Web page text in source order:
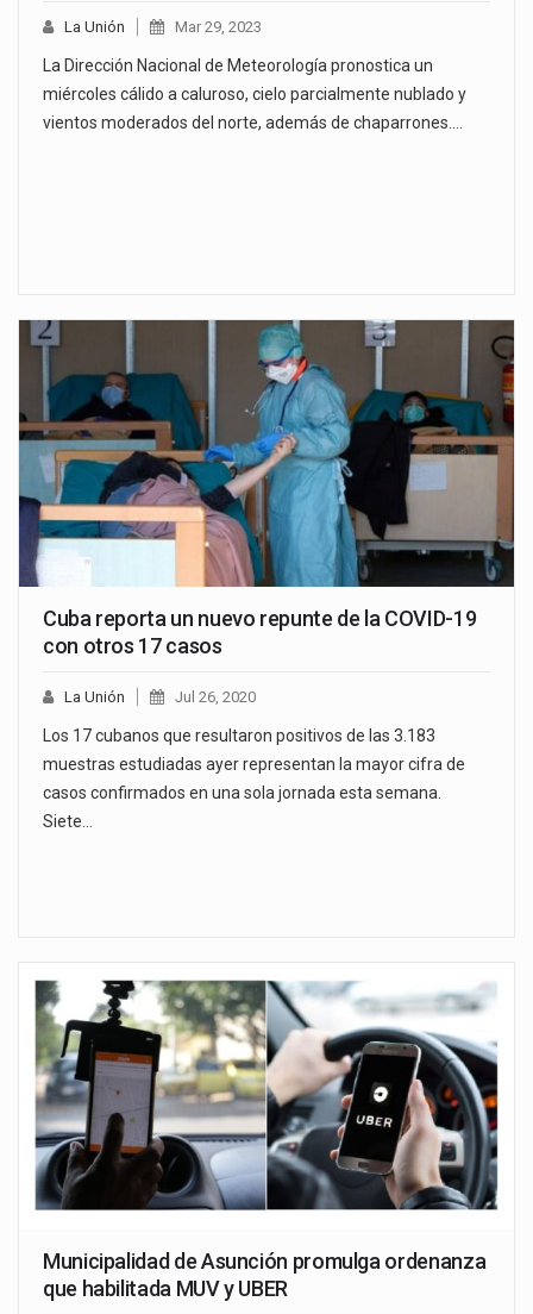
La Unión Mar 29, 2023
La Dirección Nacional de Meteorología pronostica un
miércoles cálido a caluroso, cielo parcialmente nublado y
vientos moderados del norte, además de chaparrones.…
Cuba reporta un nuevo repunte de la COVID-19
con otros 17 casos
La Unión Jul 26, 2020
Los 17 cubanos que resultaron positivos de las 3.183
muestras estudiadas ayer representan la mayor cifra de
casos confirmados en una sola jornada esta semana.
Siete…
Municipalidad de Asunción promulga ordenanza
que habilitada MUV y UBER